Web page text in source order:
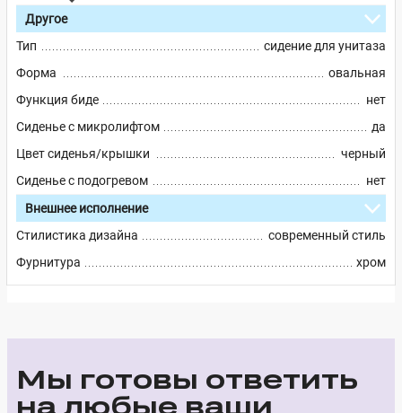
Другое
Тип
сидение для унитаза
Форма
овальная
Функция биде
нет
Сиденье с микролифтом
да
Цвет сиденья/крышки
черный
Сиденье с подогревом
нет
Внешнее исполнение
Стилистика дизайна
современный стиль
Фурнитура
хром
Мы готовы ответить
на любые ваши